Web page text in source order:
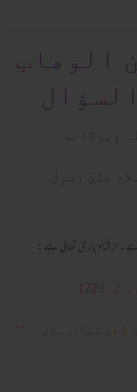
الوهاب
وبرکاته
علىٰ رسول
ارشاد باری تعالیٰ ہے:
کھیتیاں ہیں ۔‘‘